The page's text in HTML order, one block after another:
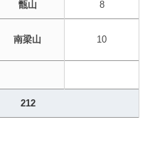
212
甑山 8
南梁山 10